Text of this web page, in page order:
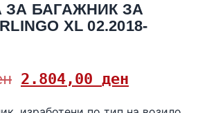
ЗА БАГАЖНИК ЗА
XL 02.2018-
2.804,00 ден